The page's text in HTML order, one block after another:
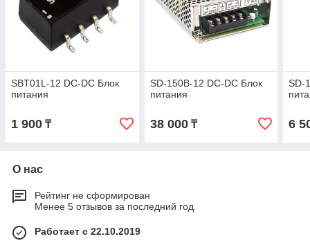
SBT01L-12 DC-DC Блок
питания
1 900 ₸
SD-150B-12 DC-DC Блок
питания
38 000₸
SD-
6
О нас
Рейтинг не сформирован
Менее 5 отзывов за последний год
Работает с 22.10.2019